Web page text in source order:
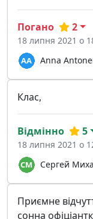
Anna
Погано 2
18 липня 2021 о
Клас,
Сергей
Відмінно 5
18 липня 2021 о
Приємне
сонна